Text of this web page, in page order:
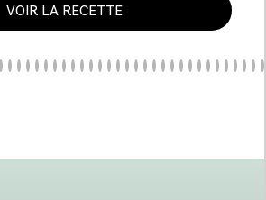
VOIR LA RECETTE